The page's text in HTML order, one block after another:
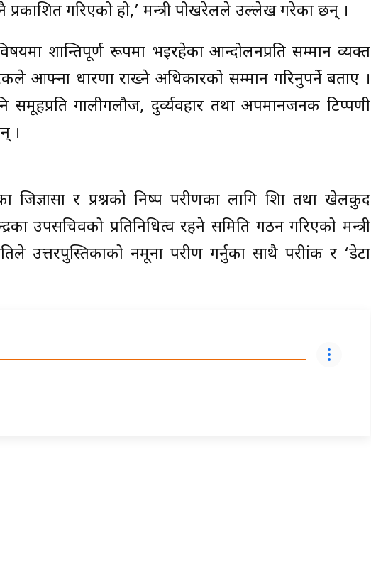
प्रकाशित गरिएको हो,’ मन्त्री पोखरेलले उल्लेख गरेका छन् ।
शान्तिपूर्ण रूपमा भइरहेका आन्दोलनप्रति सम्मान व्यक्त
आफ्ना धारणा राख्ने अधिकारको सम्मान गरिनुपर्ने बताए ।
समूहप्रति गालीगलौज, दुर्व्यवहार तथा अपमानजनक टिप्पणी
।
र प्रश्नको निष्पक्ष परीक्षणका लागि शिक्षा तथा खेलकुद
उपसचिवको प्रतिनिधित्व रहने समिति गठन गरिएको मन्त्री
उत्तरपुस्तिकाको नमूना परीक्षण गर्नुका साथै परीक्षांक र ‘डेटा